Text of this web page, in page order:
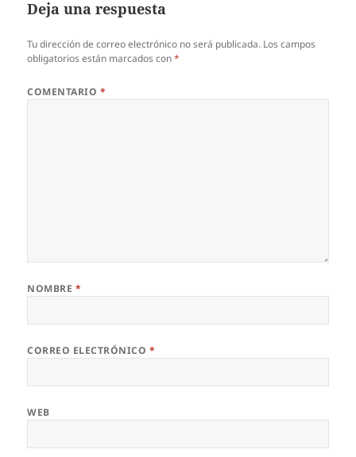
Deja una respuesta
Tu dirección de correo electrónico no será publicada. Los campos
obligatorios están marcados con*
COMENTARIO *
NOMBRE *
CORREO ELECTRÓNICO *
WEB